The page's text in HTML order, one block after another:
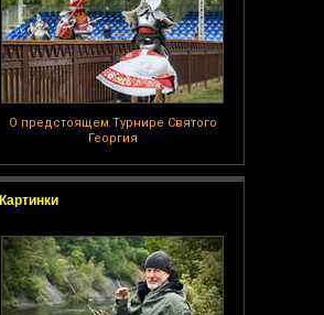
О предстоящем Турнире Святого
Георгия
Картинки